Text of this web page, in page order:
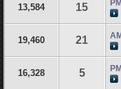
15
13,584
21
19,460
5
16,328